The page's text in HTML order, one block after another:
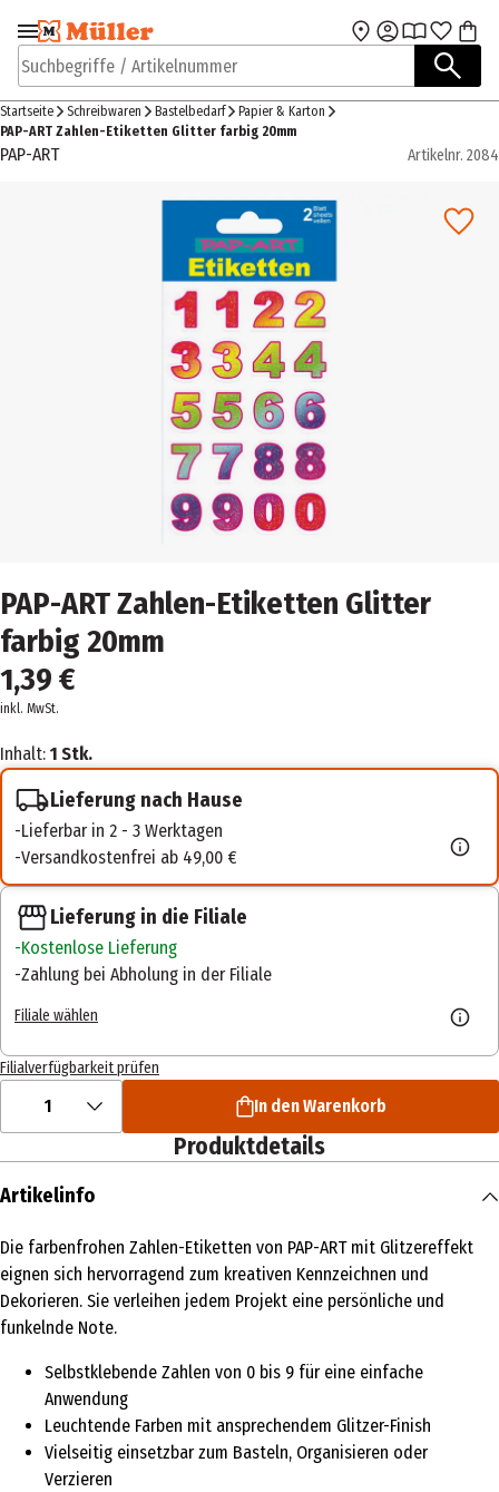
Zur Navigation
springen
Zum Hauptinhalt
Suchbegriffe / Artikelnummer
Startseite Schreibwaren Bastelbedarf
Papier & Karton
PAP-ART Zahlen-Etiketten Glitter farbig 20mm
PAP-ART Artikelnr. 2084
PAP-ART Zahlen-Etiketten Glitter
farbig 20mm
1,39 €
inkl. MwSt.
Inhalt: 1 Stk.
Lieferung nach Hause
Lieferbar in 2 - 3 Werktagen
Versandkostenfrei ab 49,00 €
Lieferung in die Filiale
Kostenlose Lieferung
Zahlung bei Abholung in der Filiale
Filiale wählen
Filialverfügbarkeit prüfen
1 In den Warenkorb
Produktdetails
Artikelinfo
Die farbenfrohen Zahlen-Etiketten von PAP-ART mit Glitzereffekt
eignen sich hervorragend zum kreativen Kennzeichnen und
Dekorieren. Sie verleihen jedem Projekt eine persönliche und
funkelnde Note.
Selbstklebende Zahlen von 0 bis 9 für eine einfache
Anwendung
Leuchtende Farben mit ansprechendem Glitzer-Finish
Vielseitig einsetzbar zum Basteln, Organisieren oder
Verzieren